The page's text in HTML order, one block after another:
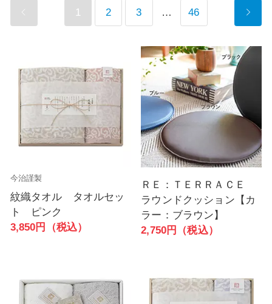
1 2 3 … 46
今治謹製
紋織タオル タオルセッ
ト ピンク
3,850円（税込）
ＲＥ：ＴＥＲＲＡＣＥ
ラウンドクッション【カ
ラー：ブラウン】
2,750円（税込）